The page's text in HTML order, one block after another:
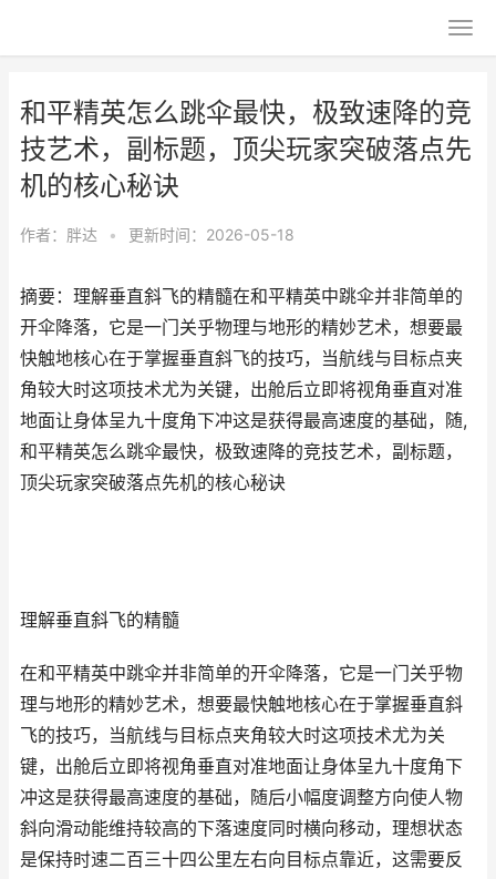
和平精英怎么跳伞最快，极致速降的竞
技艺术，副标题，顶尖玩家突破落点先
机的核心秘诀
作者： 胖达 • 更新时间：2026-05-18
摘要：理解垂直斜飞的精髓在和平精英中跳伞并非简单的
开伞降落，它是一门关乎物理与地形的精妙艺术，想要最
快触地核心在于掌握垂直斜飞的技巧，当航线与目标点夹
角较大时这项技术尤为关键，出舱后立即将视角垂直对准
地面让身体呈九十度角下冲这是获得最高速度的基础，随,
和平精英怎么跳伞最快，极致速降的竞技艺术，副标题，
顶尖玩家突破落点先机的核心秘诀
理解垂直斜飞的精髓
在和平精英中跳伞并非简单的开伞降落，它是一门关乎物
理与地形的精妙艺术，想要最快触地核心在于掌握垂直斜
飞的技巧，当航线与目标点夹角较大时这项技术尤为关
键，出舱后立即将视角垂直对准地面让身体呈九十度角下
冲这是获得最高速度的基础，随后小幅度调整方向使人物
斜向滑动能维持较高的下落速度同时横向移动，理想状态
是保持时速二百三十四公里左右向目标点靠近，这需要反